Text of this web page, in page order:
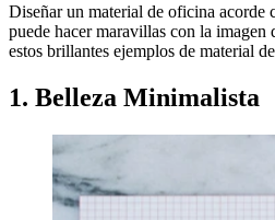
Diseñar un material de oficina acorde
puede hacer maravillas con la imagen
estos brillantes ejemplos de material
1. Belleza Minimalista